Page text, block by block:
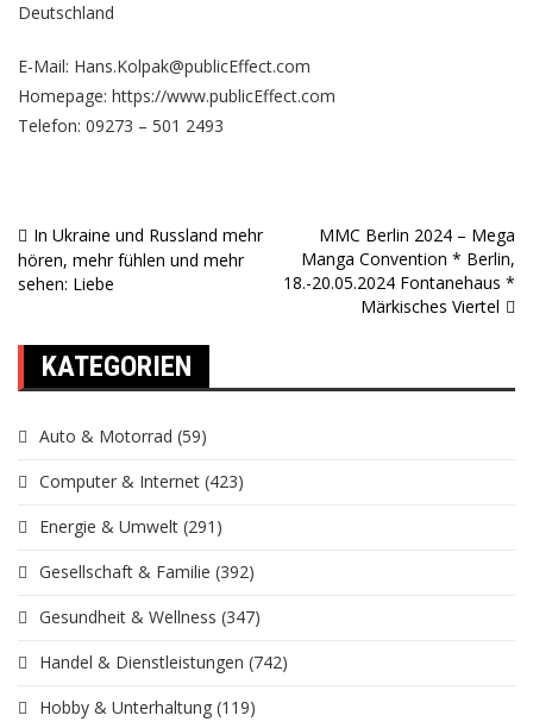
Deutschland
E-Mail: Hans.Kolpak@publicEffect.com
Homepage: https://www.publicEffect.com
Telefon: 09273 – 501 2493
Beitragsnavigation
In Ukraine und Russland mehr
hören, mehr fühlen und mehr
sehen: Liebe
MMC Berlin 2024 – Mega
Manga Convention * Berlin,
18.-20.05.2024 Fontanehaus *
Märkisches Viertel
KATEGORIEN
Auto & Motorrad (59)
Computer & Internet (423)
Energie & Umwelt (291)
Gesellschaft & Familie (392)
Gesundheit & Wellness (347)
Handel & Dienstleistungen (742)
Hobby & Unterhaltung (119)